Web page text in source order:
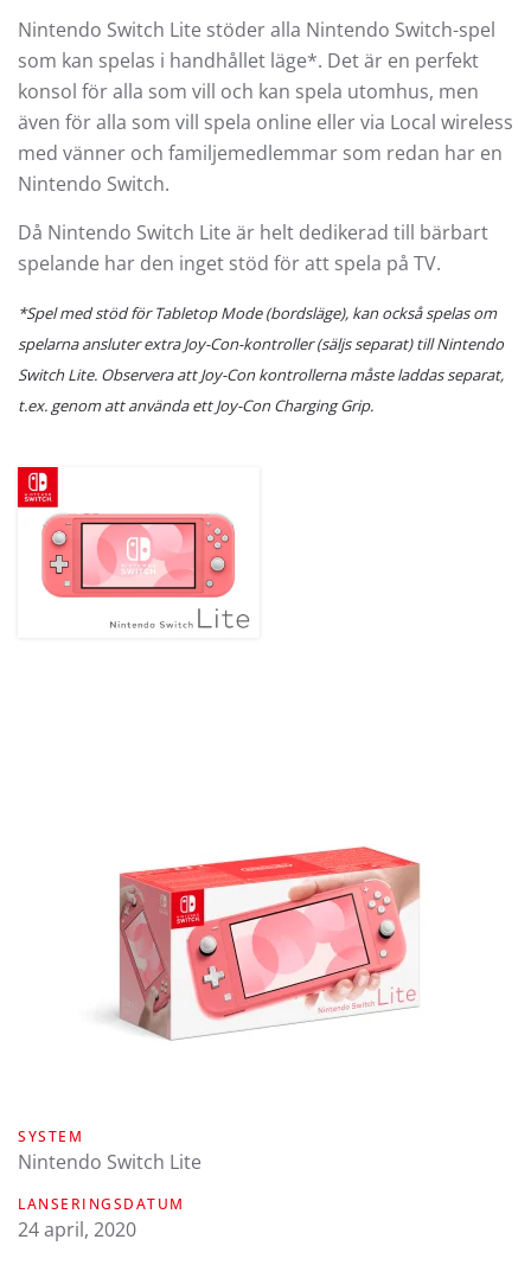
SYSTEM
Nintendo Switch Lite
LANSERINGSDATUM
24 april, 2020
Nintendo Switch Lite stöder alla Nintendo Switch-spel
som kan spelas i handhållet läge*. Det är en perfekt
konsol för alla som vill och kan spela utomhus, men
även för alla som vill spela online eller via Local wireless
med vänner och familjemedlemmar som redan har en
Nintendo Switch.
Då Nintendo Switch Lite är helt dedikerad till bärbart
spelande har den inget stöd för att spela på TV.
*Spel med stöd för Tabletop Mode (bordsläge), kan också spelas om
spelarna ansluter extra Joy-Con-kontroller (säljs separat) till Nintendo
Switch Lite. Observera att Joy-Con kontrollerna måste laddas separat,
t.ex. genom att använda ett Joy-Con Charging Grip.